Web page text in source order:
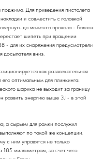
Для приведения пистолета
и совместить с головкой
до момента прокола - баллон
шипеть при вращении
- для их снаряжения предусмотрели
досылателя вниз.
как развлекательная
оптимальным для плинкинга.
шарика не выходит за границу
развить энергию выше 3J - в этой
а сырьем для рамки послужил
по такой же концепции.
с ним управятся не только
миллиметрам, за счет чего